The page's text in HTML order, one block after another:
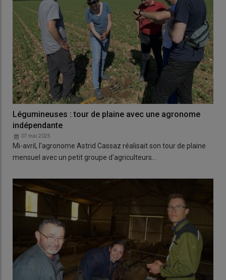
Légumineuses : tour de plaine avec une agronome
indépendante
07 mai 2025
Mi-avril, l'agronome Astrid Cassaz réalisait son tour de plaine
mensuel avec un petit groupe d'agriculteurs…